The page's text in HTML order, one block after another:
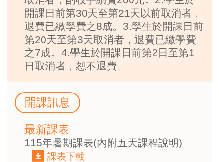
開課日前第30天至第21天以前取消者，
退費已繳學費之8成。3.學生於開課日前
第20天至第3天取消者，退費已繳學費
之7成。4.學生於開課日前第2日至第1
日取消者，恕不退費。
開課訊息
最新課表
115年暑期課表(內附五天課程說明)
課表下載